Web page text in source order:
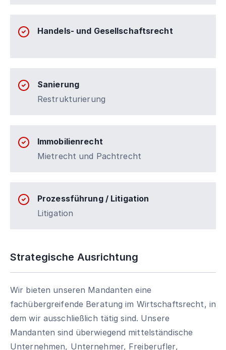
Handels- und Gesellschaftsrecht
Sanierung
Restrukturierung
Immobilienrecht
Mietrecht und Pachtrecht
Prozessführung / Litigation
Litigation
Strategische Ausrichtung
Wir bieten unseren Mandanten eine
fachübergreifende Beratung im Wirtschaftsrecht, in
dem wir ausschließlich tätig sind. Unsere
Mandanten sind überwiegend mittelständische
Unternehmen, Unternehmer, Freiberufler,